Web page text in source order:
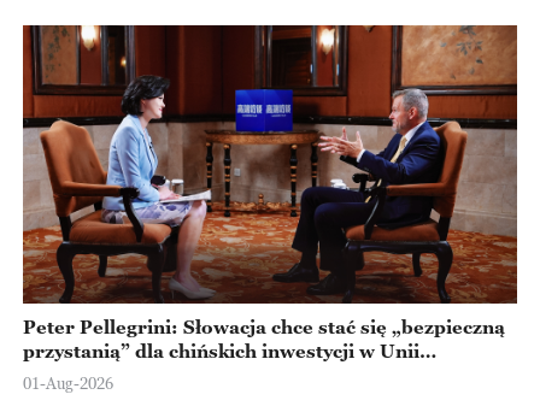
Peter Pellegrini: Słowacja chce stać się „bezpieczną
przystanią” dla chińskich inwestycji w Unii
Europejskiej
01-Aug-2026